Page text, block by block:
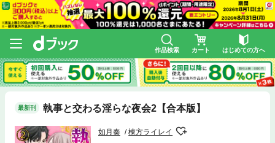
作品検索 カート はじめての方へ
最新刊 執事と交わる淫らな夜会2【合本版】
如月奏 棟方ライレイ